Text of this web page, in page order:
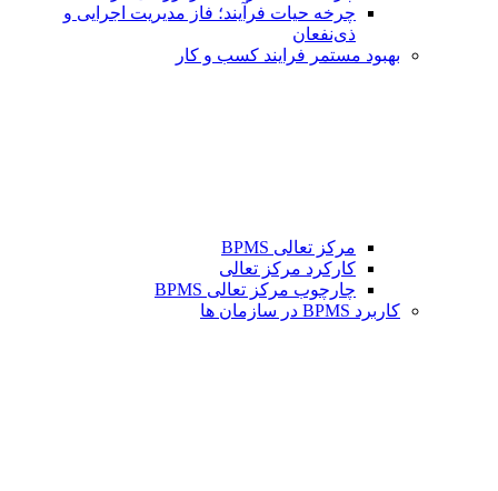
چرخه حیات فرآیند؛ فاز مدیریت اجرایی و
ذی‌نفعان
بهبود مستمر فرایند کسب و کار
مرکز تعالی BPMS
کارکرد مرکز تعالی
چارچوب مرکز تعالی BPMS
کاربرد BPMS در سازمان ها